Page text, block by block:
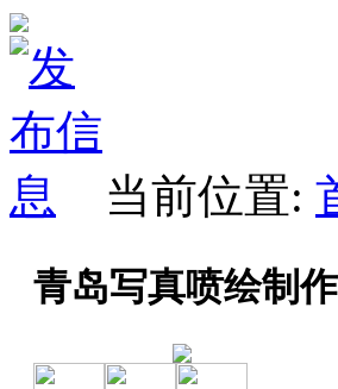
当前位置:
青岛写真喷绘制作